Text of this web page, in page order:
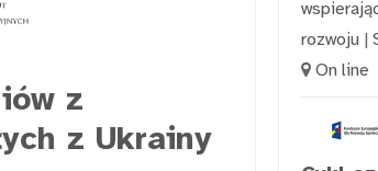
z
z Ukrainy
rozwoju |
On line